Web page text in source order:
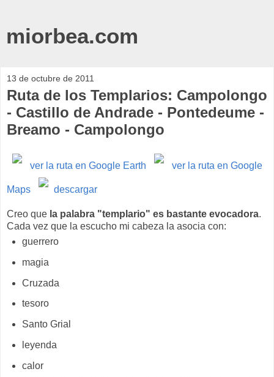
miorbea.com
13 de octubre de 2011
Ruta de los Templarios: Campolongo
- Castillo de Andrade - Pontedeume -
Breamo - Campolongo
ver la ruta en Google Earth ver la ruta en Google
Maps descargar
Creo que la palabra "templario" es bastante evocadora.
Cada vez que la escucho mi cabeza la asocia con:
guerrero
magia
Cruzada
tesoro
Santo Grial
leyenda
calor